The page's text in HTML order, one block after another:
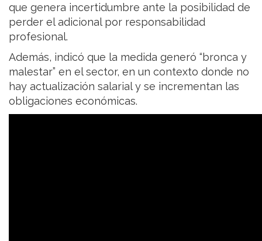
que genera incertidumbre ante la posibilidad de
perder el adicional por responsabilidad
profesional.
Además, indicó que la medida generó “bronca y
malestar” en el sector, en un contexto donde no
hay actualización salarial y se incrementan las
obligaciones económicas.